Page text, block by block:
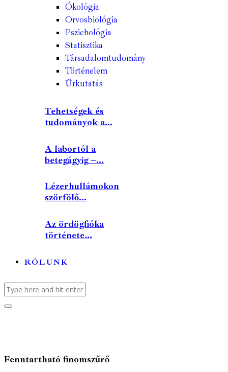
Ökológia
Orvosbiológia
Pszichológia
Statisztika
Társadalomtudomány
Történelem
Űrkutatás
Tehetségek és
tudományok a...
A labortól a
betegágyig –...
Lézerhullámokon
szörfölő...
Az ördögfióka
története...
RÓLUNK
Fenntartható finomszűrő